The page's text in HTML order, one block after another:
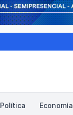
Política Economía